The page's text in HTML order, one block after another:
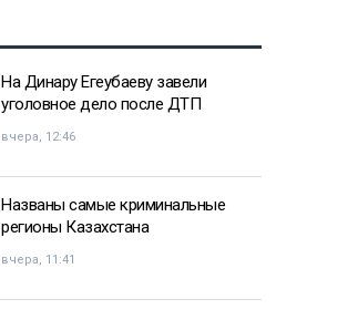
На Динару Егеубаеву завели
уголовное дело после ДТП
вчера, 12:46
Названы самые криминальные
регионы Казахстана
вчера, 11:41